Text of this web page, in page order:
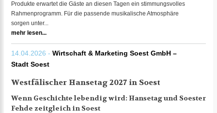
Produkte erwartet die Gäste an diesen Tagen ein stimmungsvolles
Rahmenprogramm. Für die passende musikalische Atmosphäre
sorgen unter...
mehr lesen...
14.04.2026 - Wirtschaft & Marketing Soest GmbH –
Stadt Soest
Westfälischer Hansetag 2027 in Soest
Wenn Geschichte lebendig wird: Hansetag und Soester
Fehde zeitgleich in Soest